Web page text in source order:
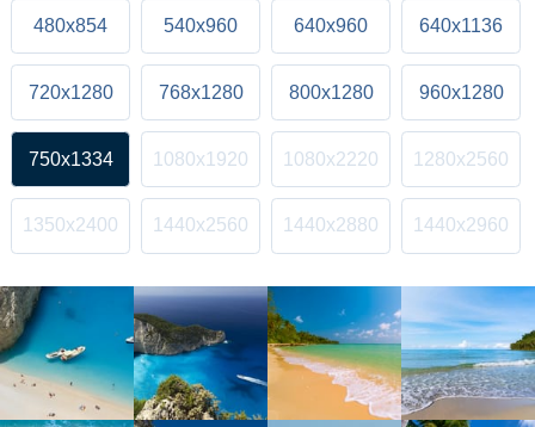
480x854 540x960 640x960 640x1136
720x1280 768x1280 800x1280 960x1280
750x1334 1080x1920 1080x2220 1280x2560
1350x2400 1440x2560 1440x2880 1440x2960